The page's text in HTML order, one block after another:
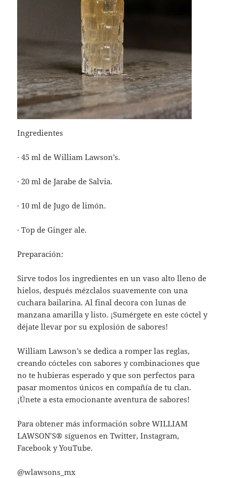
Ingredientes
· 45 ml de William Lawson’s.
· 20 ml de Jarabe de Salvia.
· 10 ml de Jugo de limón.
· Top de Ginger ale.
Preparación:
Sirve todos los ingredientes en un vaso alto lleno de
hielos, después mézclalos suavemente con una
cuchara bailarina. Al final decora con lunas de
manzana amarilla y listo. ¡Sumérgete en este cóctel y
déjate llevar por su explosión de sabores!
William Lawson’s se dedica a romper las reglas,
creando cócteles con sabores y combinaciones que
no te hubieras esperado y que son perfectos para
pasar momentos únicos en compañía de tu clan.
¡Únete a esta emocionante aventura de sabores!
Para obtener más información sobre WILLIAM
LAWSON’S® síguenos en Twitter, Instagram,
Facebook y YouTube.
@wlawsons_mx